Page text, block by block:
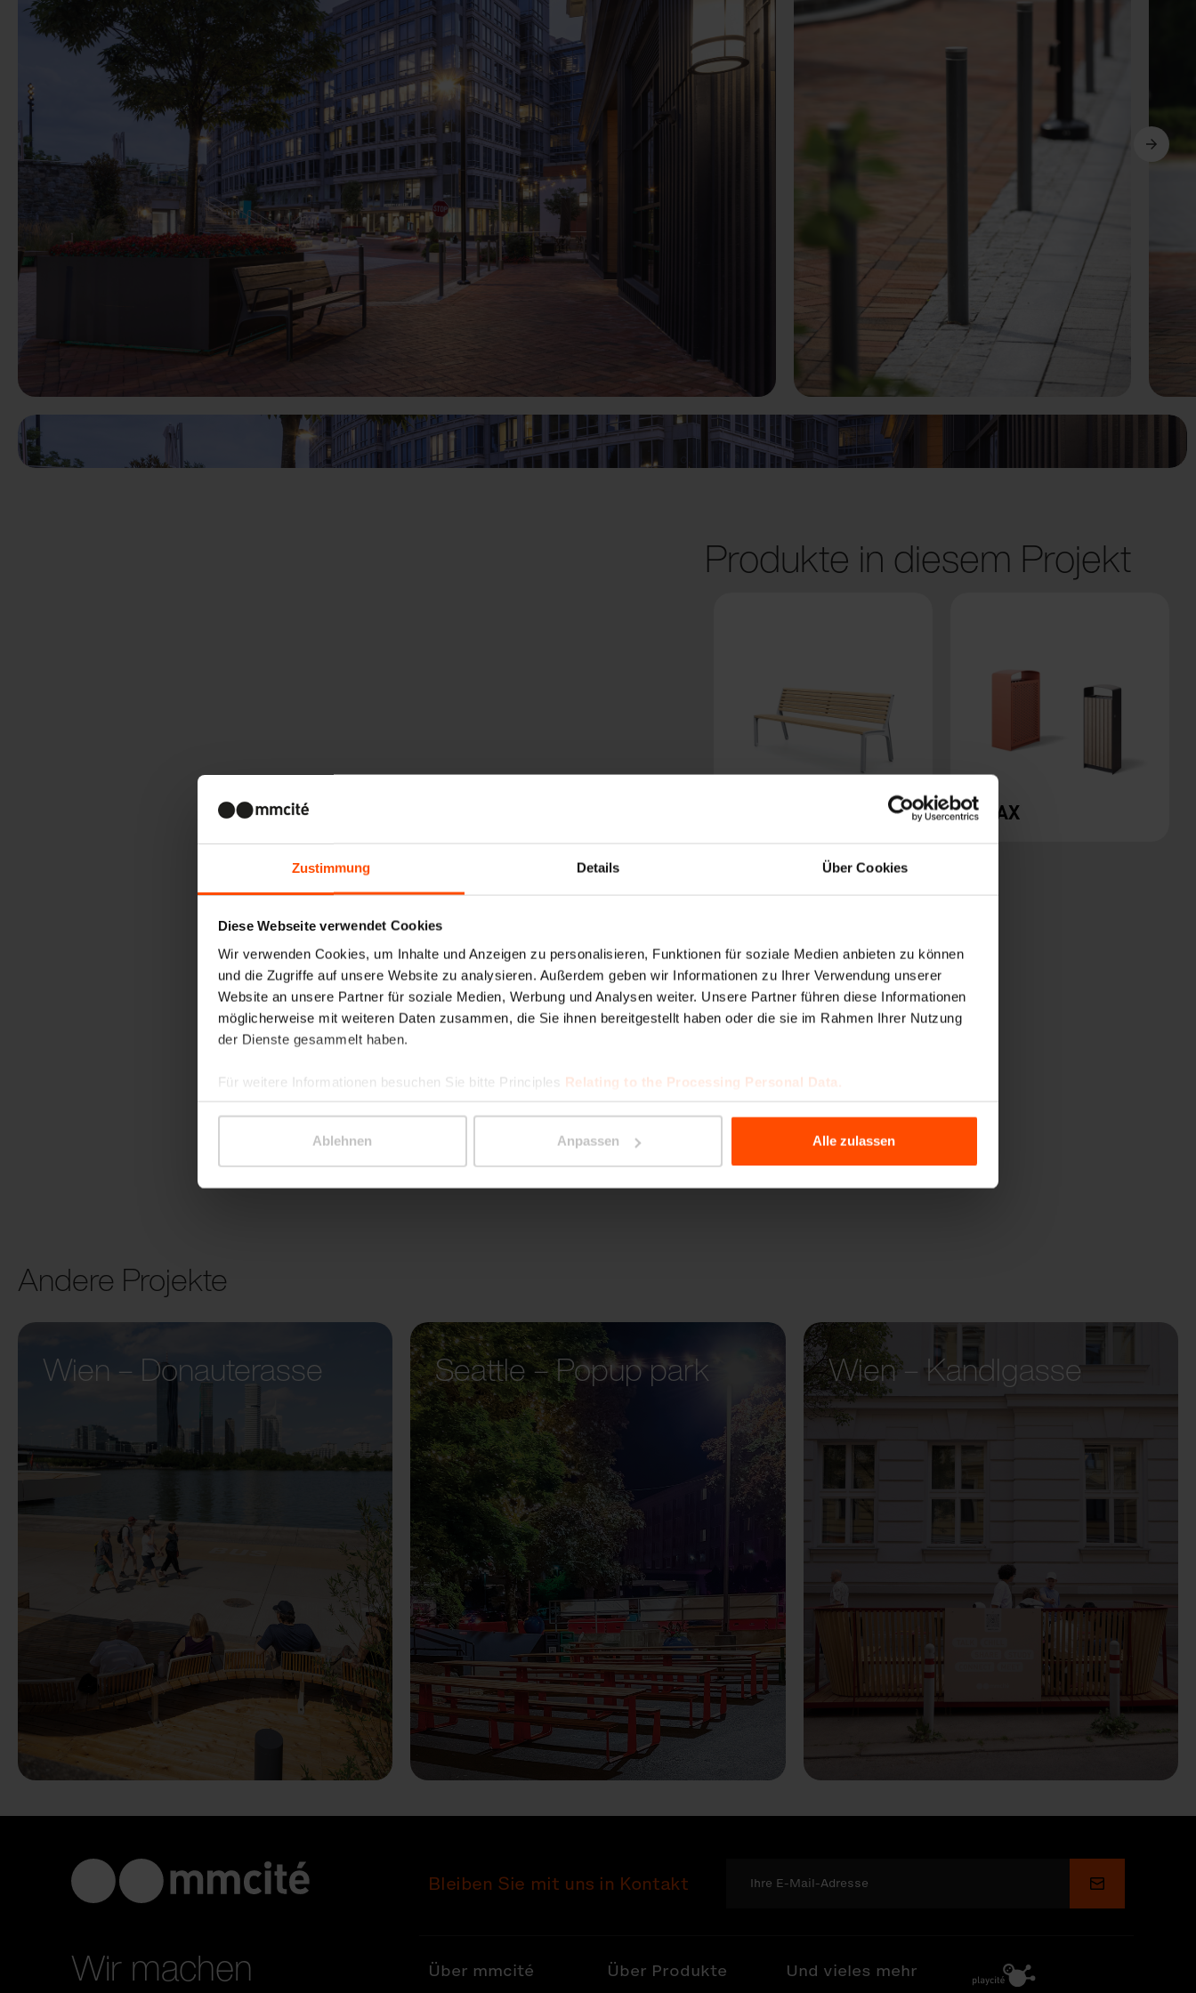
Zustimmung Details Über Cookies
Diese Webseite verwendet Cookies
Wir verwenden Cookies, um Inhalte und Anzeigen zu personalisieren, Funktionen für soziale Medien anbieten zu können
und die Zugriffe auf unsere Website zu analysieren. Außerdem geben wir Informationen zu Ihrer Verwendung unserer
Website an unsere Partner für soziale Medien, Werbung und Analysen weiter. Unsere Partner führen diese Informationen
möglicherweise mit weiteren Daten zusammen, die Sie ihnen bereitgestellt haben oder die sie im Rahmen Ihrer Nutzung
der Dienste gesammelt haben.
Für weitere Informationen besuchen Sie bitte Principles Relating to the Processing Personal Data.
Ablehnen Anpassen Alle zulassen
Vorige
Produkte in diesem Projekt
PRAX
DONAT
Andere Projekte
Wien – Donauterasse
Seattle – Popup park Wien – Kandlgasse
Wir machen
Bleiben Sie mit uns in Kontakt Senden
Über mmcité Über Produkte Und vieles mehr